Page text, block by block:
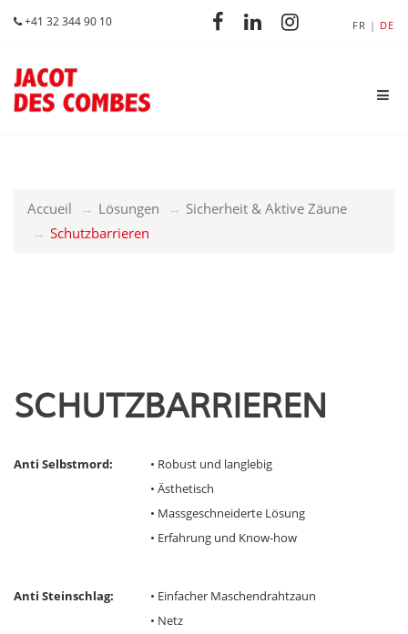
+41 32 344 90 10 FR DE
Accueil Lösungen
Sicherheit & Aktive Zäune
Schutzbarrieren
SCHUTZBARRIEREN
Anti Selbstmord:
• Robust und langlebig
• Ästhetisch
• Massgeschneiderte Lösung
• Erfahrung und Know-how
Anti Steinschlag:
• Einfacher Maschendrahtzaun
• Netz